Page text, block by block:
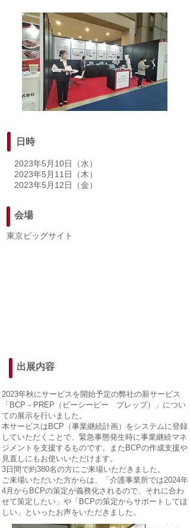
日時
2023年5月10日（水）
2023年5月11日（木）
2023年5月12日（金）
会場
​東京ビッグサイト
出展内容
​2023年秋にサービスを開始予定の弊社の新サービス
「BCP－PREP（ビーシーピー プレップ）」につい
ての展示を行いました。
本サービスはBCP（事業継続計画）をシステムに登録
していただくことで、緊急事態発生時に事業継続マネ
ジメントを支援するものです。またBCPの作成支援や
見直しにもお使いいただけます。
​3日間で約380名の方にご来場いただきました。
​ご来場いただいた方からは、「介護事業所では2024年
4月からBCPの策定が義務化されるので、それに合わ
せて策定したい」や「BCPの策定からサポートしてほ
しい」といったお声をいただきました。